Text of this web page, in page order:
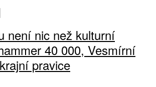
není nic než kulturní
40 000, Vesmírní
pravice